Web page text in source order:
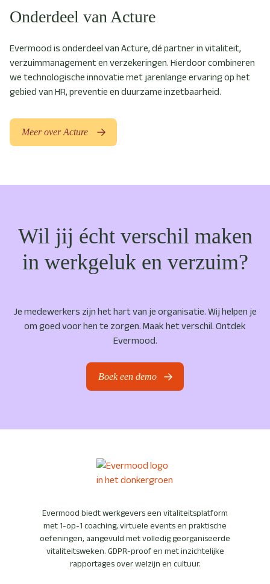
Onderdeel van Acture
Evermood is onderdeel van Acture, dé partner in vitaliteit,
verzuimmanagement en verzekeringen. Hierdoor combineren
we technologische innovatie met jarenlange ervaring op het
gebied van HR, preventie en duurzame inzetbaarheid.
Meer over Acture
Wil jij écht verschil maken
in werkgeluk en verzuim?
Je medewerkers zijn het hart van je organisatie. Wij helpen je
om goed voor hen te zorgen. Maak het verschil. Ontdek
Evermood.
Boek een demo
Evermood biedt werkgevers een vitaliteitsplatform
met 1-op-1 coaching, virtuele events en praktische
oefeningen, aangevuld met volledig georganiseerde
vitaliteitsweken. GDPR-proof en met inzichtelijke
rapportages over welzijn en cultuur.